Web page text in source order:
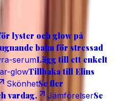
lyster och glow på
balm för stressad
serumLägg till ett enkelt
glowTillbaka till Elins
SkönhetSe fler
vardag.
JämförelserSe